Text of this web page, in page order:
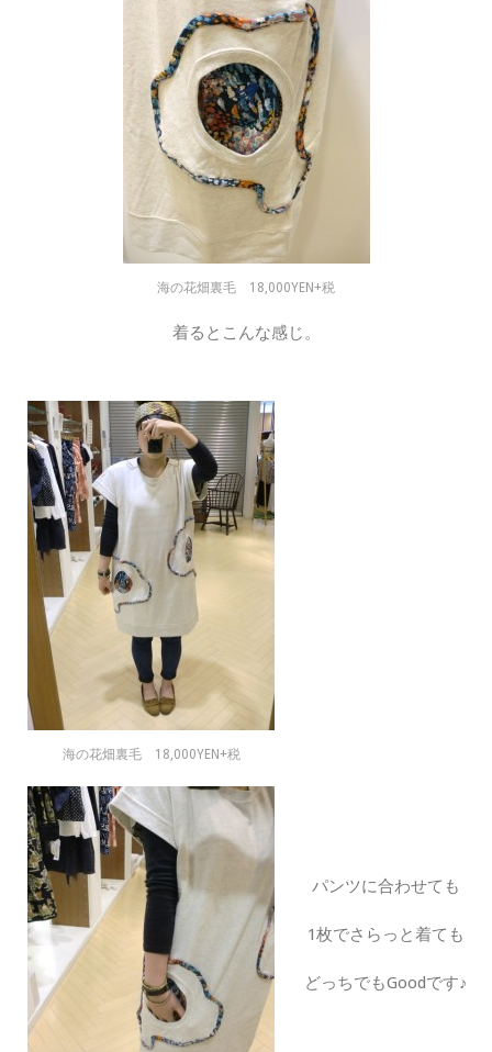
海の花畑裏毛 18,000YEN+税
着るとこんな感じ。
海の花畑裏毛 18,000YEN+税
パンツに合わせても
1枚でさらっと着ても
どっちでもGoodです♪